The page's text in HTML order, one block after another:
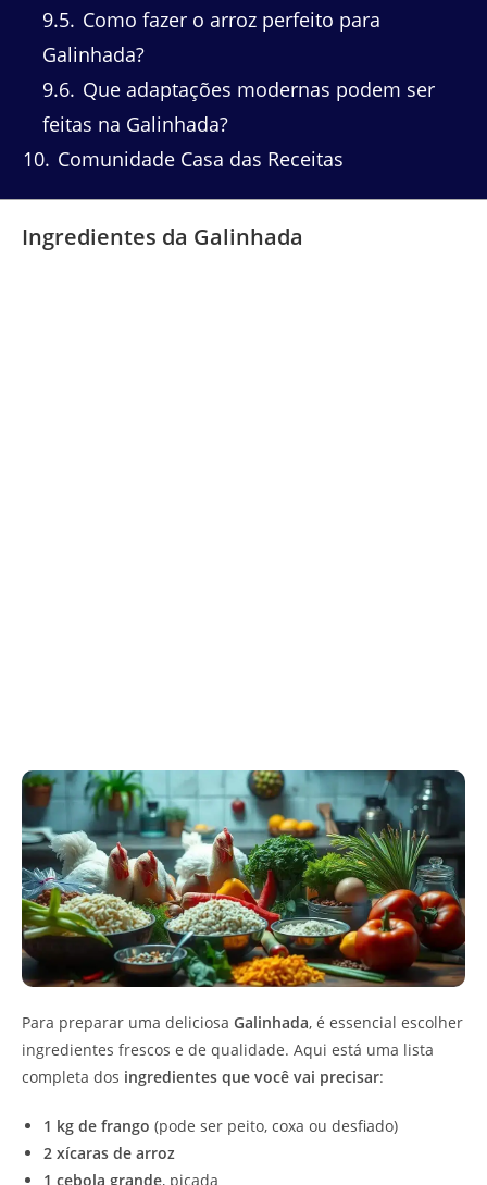
9.5 Como fazer o arroz perfeito para
Galinhada?
9.6 Que adaptações modernas podem ser
feitas na Galinhada?
10 Comunidade Casa das Receitas
Ingredientes da Galinhada
Para preparar uma deliciosa Galinhada, é essencial escolher
ingredientes frescos e de qualidade. Aqui está uma lista
completa dos ingredientes que você vai precisar:
1 kg de frango (pode ser peito, coxa ou desfiado)
2 xícaras de arroz
1 cebola grande, picada